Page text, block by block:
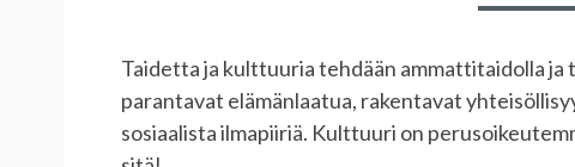
Taidetta ja kulttuuria tehdään ammattitaidolla
parantavat elämänlaatua, rakentavat
sosiaalista ilmapiiriä. Kulttuuri on